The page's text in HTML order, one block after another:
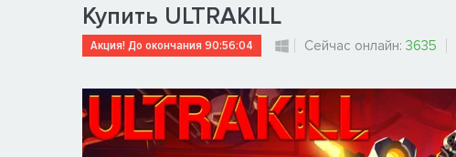
Купить ULTRAKILL
Акция! До окончания90:56:02 Сейчас онлайн: 3635